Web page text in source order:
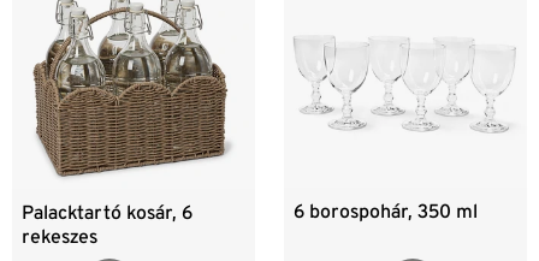
Palacktartó kosár, 6
rekeszes
6 borospohár, 350 ml